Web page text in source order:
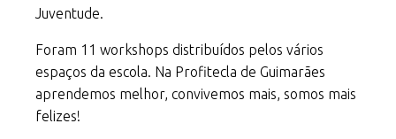
Juventude.
Foram 11 workshops distribuídos pelos vários
espaços da escola. Na Profitecla de Guimarães
aprendemos melhor, convivemos mais, somos mais
felizes!